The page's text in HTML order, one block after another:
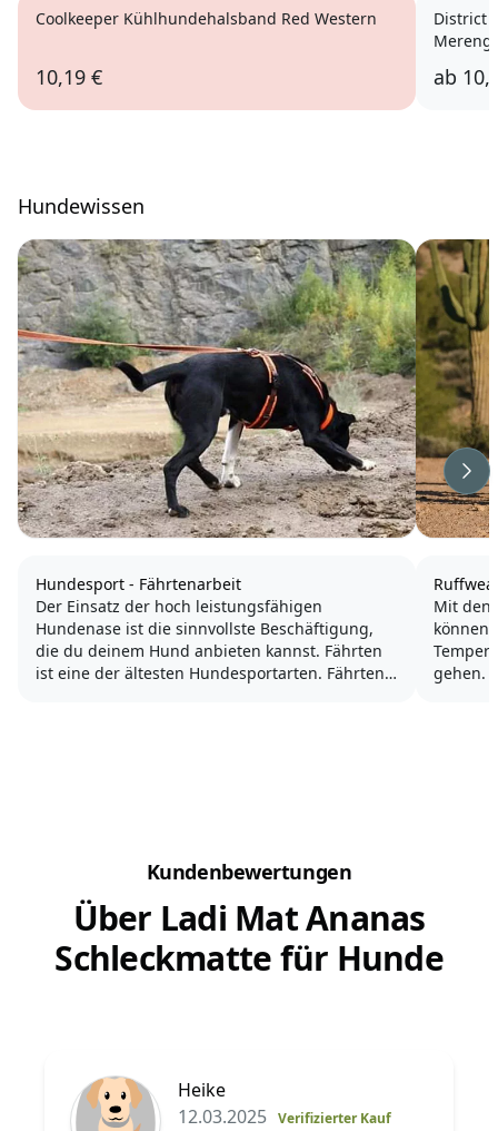
Coolkeeper Kühlhundehalsband Red Western
10,19 €
District
ab
Hundewissen
Hundesport - Fährtenarbeit
Der Einsatz der hoch leistungsfähigen
Hundenase ist die sinnvollste Beschäftigung,
die du deinem Hund anbieten kannst. Fährten
ist eine der ältesten Hundesportarten. Fährten
Mit den
können
gehen.
Kundenbewertungen
Über Ladi Mat Ananas
Schleckmatte für Hunde
Heike
12.03.2025 Verifizierter Kauf